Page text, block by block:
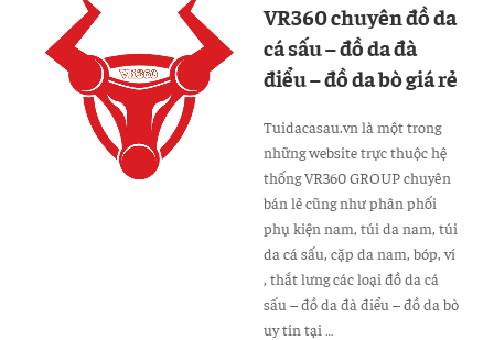
nam
đeo
chéo
hiệu
ở
đâu
giá
rẻ,
uy
tín?”
VR360 chuyên đồ da
cá sấu – đồ da đà
điểu – đồ da bò giá rẻ
Tuidacasau.vn là một trong
những website trực thuộc hệ
thống VR360 GROUP chuyên
bán lẻ cũng như phân phối
phụ kiện nam, túi da nam, túi
da cá sấu, cặp da nam, bóp, ví
, thắt lưng các loại đồ da cá
sấu – đồ da đà điểu – đồ da bò
uy tín tại …